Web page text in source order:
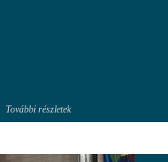
További részletek